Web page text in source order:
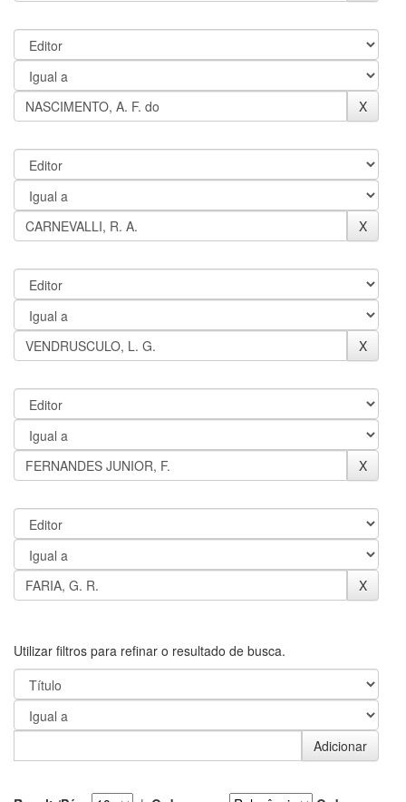
Utilizar filtros para refinar o resultado de busca.